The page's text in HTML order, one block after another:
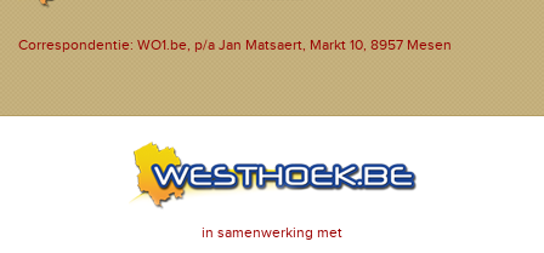
Correspondentie: WO1.be, p/a Jan Matsaert, Markt 10, 8957 Mesen
in samenwerking met